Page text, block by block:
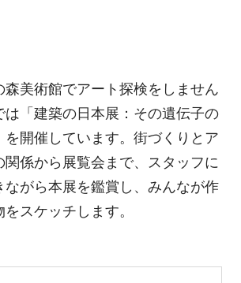
森美術館でアート探検をしません
は「建築の日本展：その遺伝子の
を開催しています。街づくりとア
関係から展覧会まで、スタッフに
ながら本展を鑑賞し、みんなが作
スケッチします。